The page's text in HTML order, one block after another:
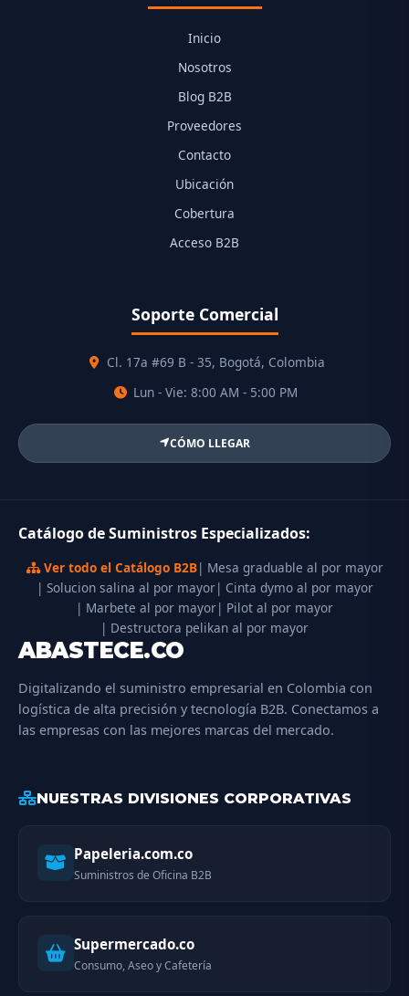
Inicio
Nosotros
Blog B2B
Proveedores
Contacto
Ubicación
Cobertura
Acceso B2B
Soporte Comercial
Cl. 17a #69 B - 35, Bogotá, Colombia
Lun - Vie: 8:00 AM - 5:00 PM
CÓMO LLEGAR
Catálogo de Suministros Especializados:
Ver todo el Catálogo B2B| Mesa graduable al por mayor
| Solucion salina al por mayor| Cinta dymo al por mayor
| Marbete al por mayor| Pilot al por mayor
| Destructora pelikan al por mayor
ABASTECE.CO
Digitalizando el suministro empresarial en Colombia con
logística de alta precisión y tecnología B2B. Conectamos a
las empresas con las mejores marcas del mercado.
NUESTRAS DIVISIONES CORPORATIVAS
Papeleria.com.co
Suministros de Oficina B2B
Supermercado.co
Consumo, Aseo y Cafetería